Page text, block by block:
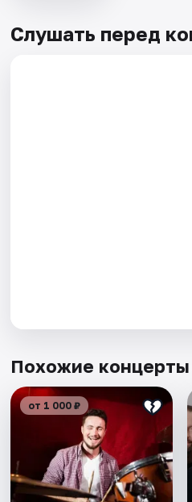
Слушать перед
Похожие концерты
от 1 000 ₽